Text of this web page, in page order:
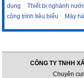
dụng
Thiết bị nghành
công trình tiêu biểu
Máy
CÔNG TY TNHH
Chuyên